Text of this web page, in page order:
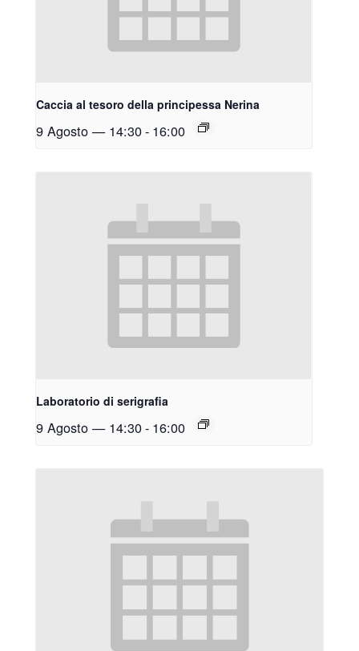
Caccia al tesoro della principessa Nerina
9 Agosto — 14:30- 16:00
Laboratorio di serigrafia
9 Agosto — 14:30- 16:00